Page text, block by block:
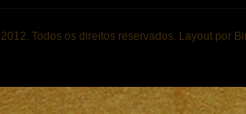
2012. Todos os direitos reservados. Layout por